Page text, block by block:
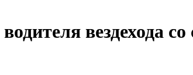
вездехода